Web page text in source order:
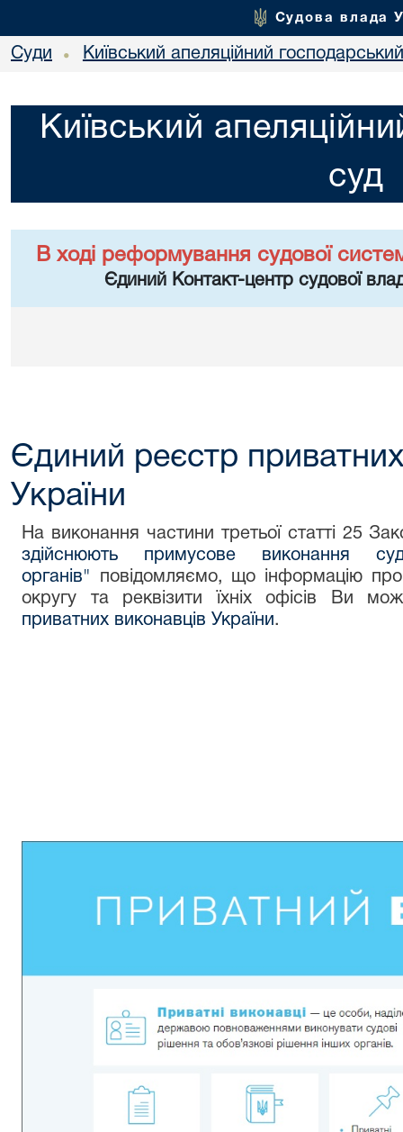
Судова влада
Суди • Київський апеляційний
Київський
суд
В ході реформування судової
Єдиний Контакт-центр судової
Єдиний реєстр
України
На виконання частини третьої статті 25
здійснюють примусове виконання
органів"
повідомляємо, що інформацію про
округу та реквізити їхніх офісів Ви
приватних виконавців України.